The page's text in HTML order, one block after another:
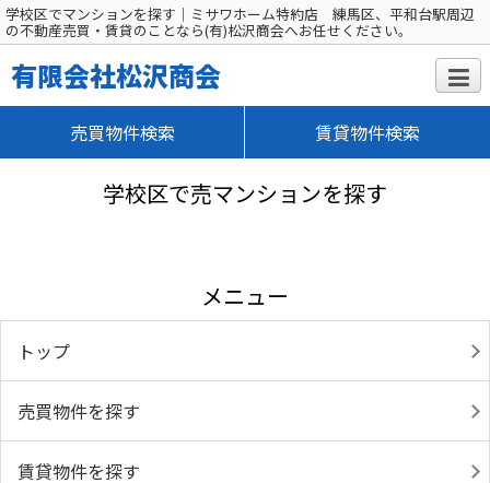
学校区でマンションを探す｜ミサワホーム特約店 練馬区、平和台駅周辺
の不動産売買・賃貸のことなら(有)松沢商会へお任せください。
有限会社松沢商会
売買物件検索 賃貸物件検索
学校区で売マンションを探す
メニュー
トップ
売買物件を探す
賃貸物件を探す